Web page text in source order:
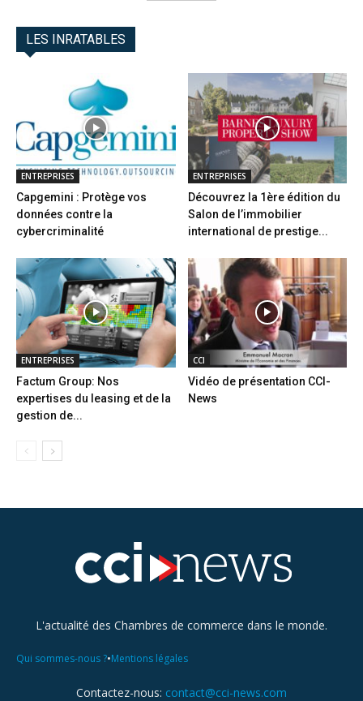
LES INRATABLES
ENTREPRISES
Capgemini : Protège vos
données contre la
cybercriminalité
ENTREPRISES
Découvrez la 1ère édition du
Salon de l’immobilier
international de prestige...
ENTREPRISES
Factum Group: Nos
expertises du leasing et de la
gestion de...
CCI
Vidéo de présentation CCI-
News
L'actualité des Chambres de commerce dans le monde.
Qui sommes-nous ?•Mentions légales
Contactez-nous: contact@cci-news.com